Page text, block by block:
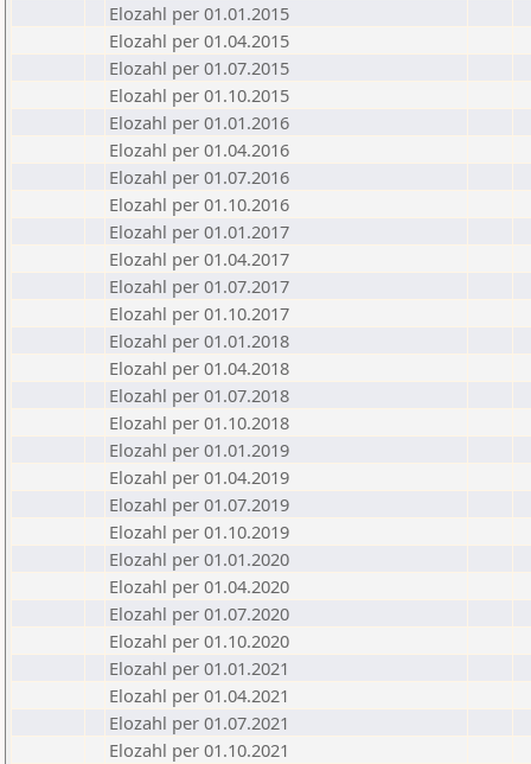
Elozahl per 01.01.2015
Elozahl per 01.04.2015
Elozahl per 01.07.2015
Elozahl per 01.10.2015
Elozahl per 01.01.2016
Elozahl per 01.04.2016
Elozahl per 01.07.2016
Elozahl per 01.10.2016
Elozahl per 01.01.2017
Elozahl per 01.04.2017
Elozahl per 01.07.2017
Elozahl per 01.10.2017
Elozahl per 01.01.2018
Elozahl per 01.04.2018
Elozahl per 01.07.2018
Elozahl per 01.10.2018
Elozahl per 01.01.2019
Elozahl per 01.04.2019
Elozahl per 01.07.2019
Elozahl per 01.10.2019
Elozahl per 01.01.2020
Elozahl per 01.04.2020
Elozahl per 01.07.2020
Elozahl per 01.10.2020
Elozahl per 01.01.2021
Elozahl per 01.04.2021
Elozahl per 01.07.2021
Elozahl per 01.10.2021